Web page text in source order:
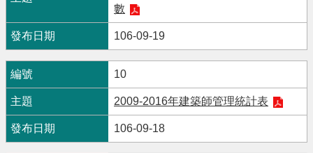
數
106-09-19
10
2009-2016年建築師管理統計表
106-09-18